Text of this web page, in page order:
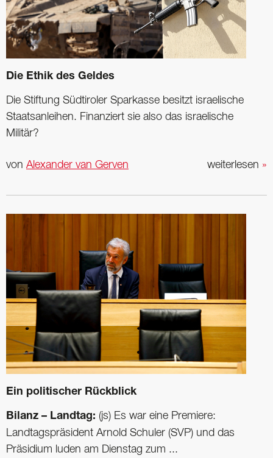
Die Ethik des Geldes
Die Stiftung Südtiroler Sparkasse besitzt israelische
Staatsanleihen. Finanziert sie also das israelische
Militär?
weiterlesen »
von Alexander van Gerven
Ein politischer Rückblick
Bilanz – Landtag: (js) Es war eine Premiere:
Landtagspräsident Arnold Schuler (SVP) und das
Präsidium luden am Dienstag zum ...